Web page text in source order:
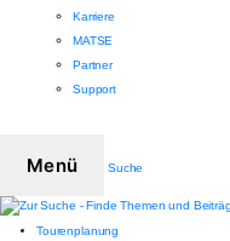
Karriere
MATSE
Partner
Support
Menü Suche
Tourenplanung